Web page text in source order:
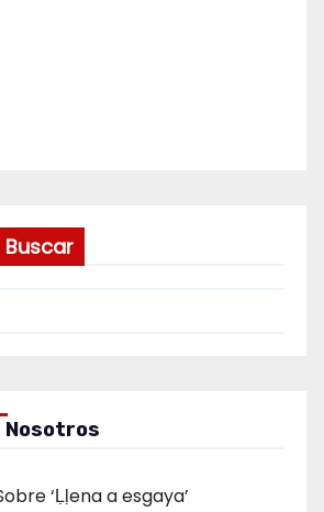
Buscar
Nosotros
‘Ḷḷena a esgaya’